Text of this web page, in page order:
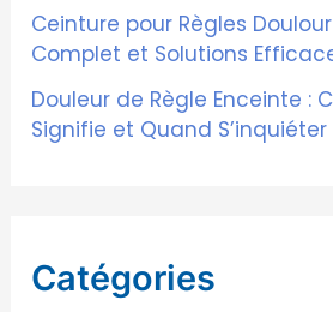
:Ceinture pour Règles
Complet et Solutions
Douleur de Règle Enceinte :
Signifie et Quand S’inquiéter
Catégories